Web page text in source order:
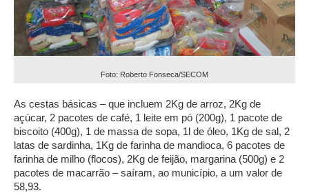
Foto: Roberto Fonseca/SECOM
As cestas básicas – que incluem 2Kg de arroz, 2Kg de
açúcar, 2 pacotes de café, 1 leite em pó (200g), 1 pacote de
biscoito (400g), 1 de massa de sopa, 1l de óleo, 1Kg de sal, 2
latas de sardinha, 1Kg de farinha de mandioca, 6 pacotes de
farinha de milho (flocos), 2Kg de feijão, margarina (500g) e 2
pacotes de macarrão – saíram, ao município, a um valor de
58,93.